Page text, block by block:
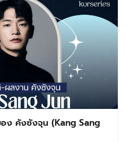
ง คังซังจุน (Kang Sang